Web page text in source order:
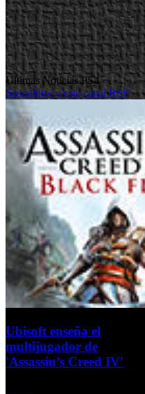
Ultimas Noticias PS4
Suscribirse a este canal RSS
Ubisoft enseña el
multijugador de
'Assassin’s Creed IV'